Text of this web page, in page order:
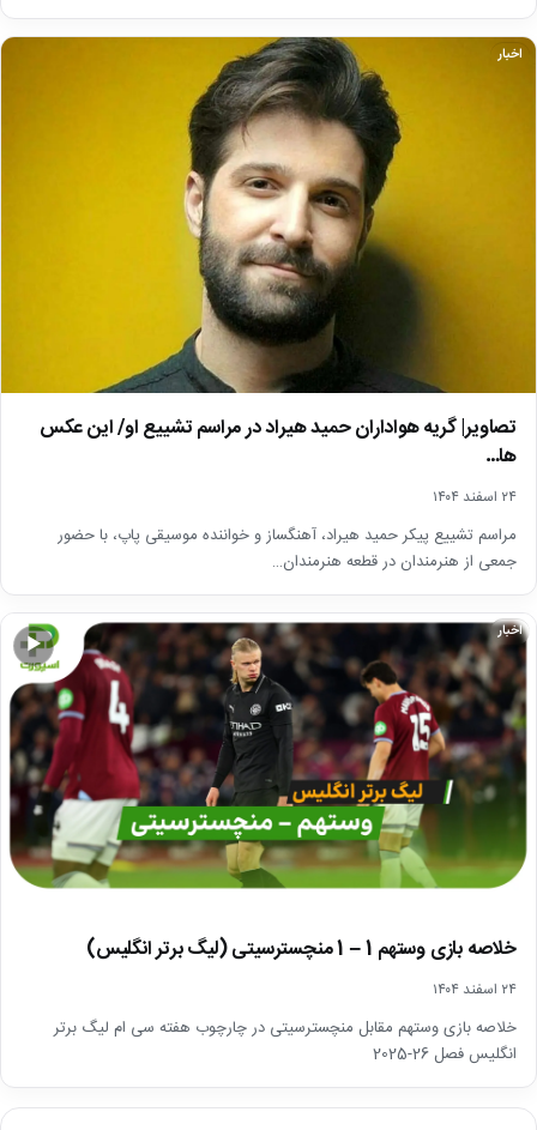
اخبار
تصاویر| گریه هواداران حمید هیراد در مراسم تشییع او/ این عکس
ها…
۲۴ اسفند ۱۴۰۴
مراسم تشییع پیکر حمید هیراد، آهنگساز و خواننده موسیقی پاپ، با حضور
جمعی از هنرمندان در قطعه هنرمندان…
▶
اخبار
خلاصه بازی وستهم 1 – 1 منچسترسیتی (لیگ برتر انگلیس)
۲۴ اسفند ۱۴۰۴
خلاصه بازی وستهم مقابل منچسترسیتی در چارچوب هفته سی ام لیگ برتر
انگلیس فصل 26-2025